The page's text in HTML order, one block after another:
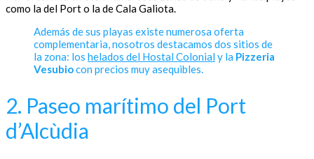
como la del Port o la de Cala Galiota.
Además de sus playas existe numerosa oferta
complementaria, nosotros destacamos dos sitios de
la zona: los helados del Hostal Colonial y la Pizzeria
Vesubiocon precios muy asequibles.
2. Paseo marítimo del Port
d’Alcùdia